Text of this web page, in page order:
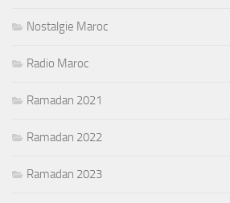
Nostalgie Maroc
Radio Maroc
Ramadan 2021
Ramadan 2022
Ramadan 2023